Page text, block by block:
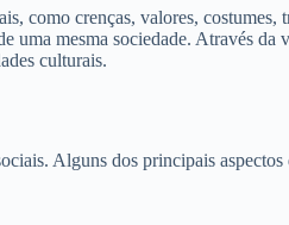
como crenças, valores, costumes,
uma mesma sociedade. Através da
culturais.
Alguns dos principais